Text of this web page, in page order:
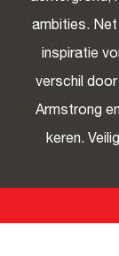
ambities.
inspiratie
verschil
Armstrong
keren.